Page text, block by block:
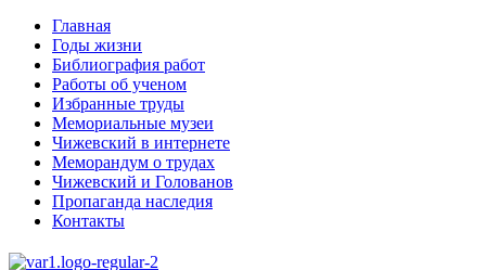
Главная
Годы жизни
Библиография работ
Работы об ученом
Избранные труды
Мемориальные музеи
Чижевский в интернете
Меморандум о трудах
Чижевский и Голованов
Пропаганда наследия
Контакты